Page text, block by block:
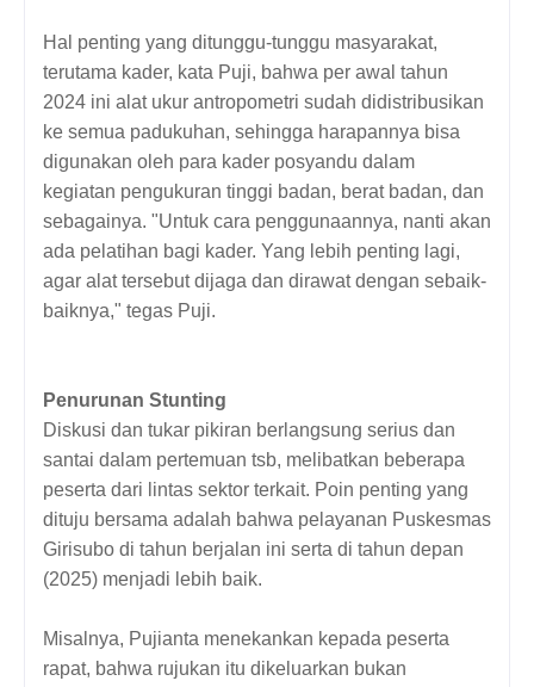
Hal penting yang ditunggu-tunggu masyarakat,
terutama kader, kata Puji, bahwa per awal tahun
2024 ini alat ukur antropometri sudah didistribusikan
ke semua padukuhan, sehingga harapannya bisa
digunakan oleh para kader posyandu dalam
kegiatan pengukuran tinggi badan, berat badan, dan
sebagainya. "Untuk cara penggunaannya, nanti akan
ada pelatihan bagi kader. Yang lebih penting lagi,
agar alat tersebut dijaga dan dirawat dengan sebaik-
baiknya," tegas Puji.
Penurunan Stunting
Diskusi dan tukar pikiran berlangsung serius dan
santai dalam pertemuan tsb, melibatkan beberapa
peserta dari lintas sektor terkait. Poin penting yang
dituju bersama adalah bahwa pelayanan Puskesmas
Girisubo di tahun berjalan ini serta di tahun depan
(2025) menjadi lebih baik.
Misalnya, Pujianta menekankan kepada peserta
rapat, bahwa rujukan itu dikeluarkan bukan